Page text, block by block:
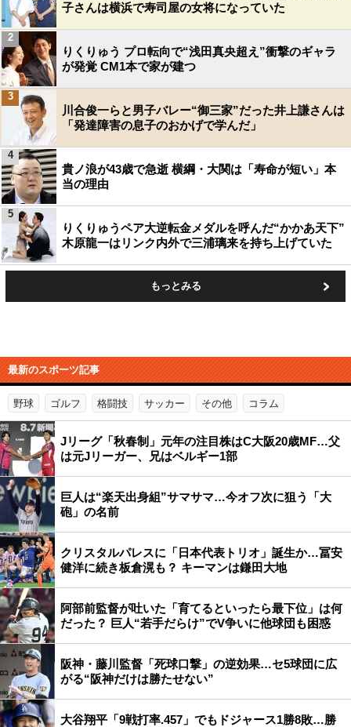
子さんは横浜で寿司屋の女将になっていた
りくりゅう プロ転向で“浅田真央超え”衝撃のギャラ
が発覚 CM1本で家が建つ
2
川合俊一らと男子バレー“御三家”だった井上謙さんは
「発達障害の息子のおかげで学んだ」
3
貴ノ浪が43歳で急逝 横綱・大関は「寿命が短い」本
当の理由
4
りくりゅうペア大逆転金メダルを呼んだ“かかあ天下”
木原龍一はリンク内外で三浦璃来を持ち上げていた
5
もっとみる
最新のスポーツ記事
野球 ゴルフ 格闘技 サッカー その他 コラム
Jリーグ「秋春制」元年の注目株はC大阪20歳MF…父
は元Jリーガー、兄はベルギー1部
巨人は“楽天出身組”サマサマ…今オフ次に狙う「大
砲」の名前
クリスタルパレスに「日本代表トリオ」誕生か…冨安
健洋に続き板倉滉も？ キーマンは鎌田大地
阿部前監督が吐いた「育てるといったら最下位」は何
だった？ 巨人“若手だらけ”でV争いに他球団も困惑
阪神・藤川監督「死球口撃」の逆効果…セ5球団に広
がる“阪神だけは勝たせない”
大谷翔平「9戦打率.457」でもドジャース1勝8敗…勝